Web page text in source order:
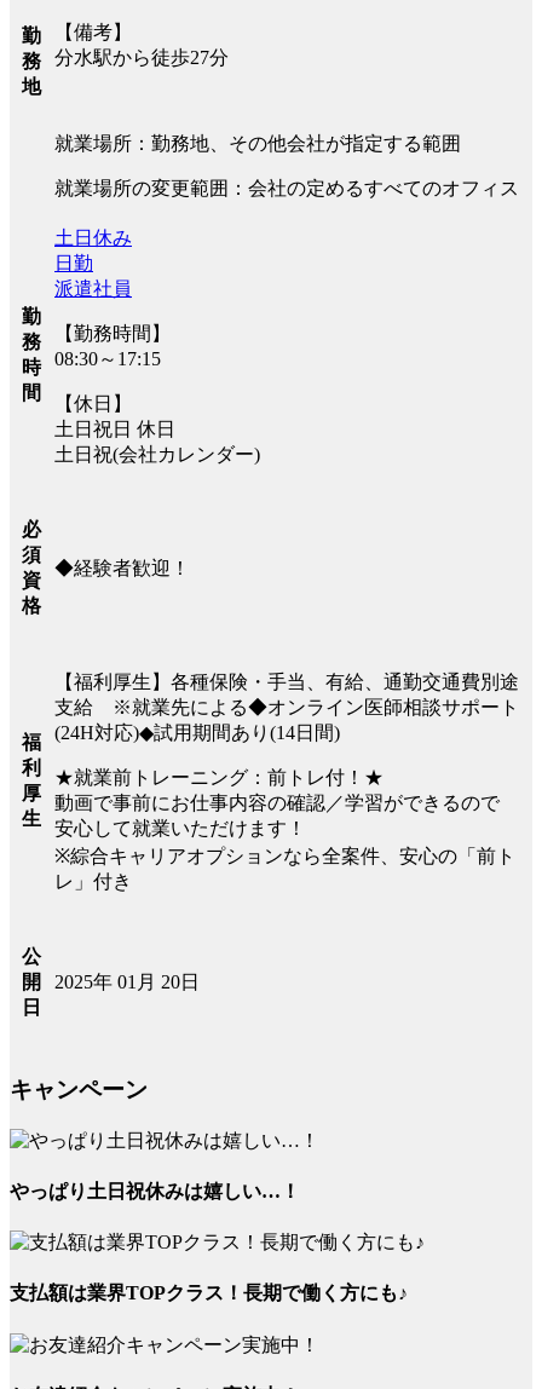
勤
務
地
【備考】
分水駅から徒歩27分
就業場所：勤務地、その他会社が指定する範囲
就業場所の変更範囲：会社の定めるすべてのオフィス
勤
務
時
間
土日休み
日勤
派遣社員
【勤務時間】
08:30～17:15
【休日】
土日祝日 休日
土日祝(会社カレンダー)
必
須
資
格
◆経験者歓迎！
福
利
厚
生
【福利厚生】各種保険・手当、有給、通勤交通費別途
支給 ※就業先による◆オンライン医師相談サポート
(24H対応)◆試用期間あり(14日間)
★就業前トレーニング：前トレ付！★
動画で事前にお仕事内容の確認／学習ができるので
安心して就業いただけます！
※綜合キャリアオプションなら全案件、安心の「前ト
レ」付き
公
開
日
2025年 01月 20日
キャンペーン
やっぱり土日祝休みは嬉しい…！
支払額は業界TOPクラス！長期で働く方にも♪